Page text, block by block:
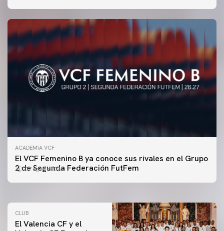
ACADEMIA VCF
El VCF Femenino B ya conoce sus rivales en el Grupo
2 de Segunda Federación FutFem
07 agosto 2026
PRIMER EQUIPO
ENTRENAMIENTO DEL VALENCIA CF 7/8/2026
CLUB
El Valencia CF y el